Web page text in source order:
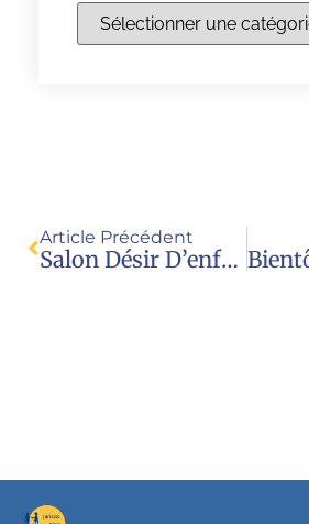
Article Précédent
Salon Désir D’enfant: JPE Demande Aux Autorités D’agir